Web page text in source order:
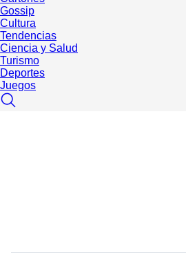
Gossip
Cultura
Tendencias
Ciencia y Salud
Turismo
Deportes
Juegos